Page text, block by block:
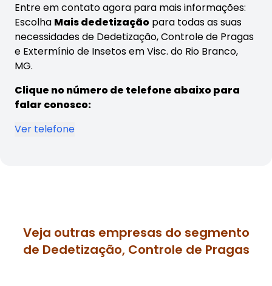
Entre em contato agora para mais informações:
Escolha Mais dedetização para todas as suas
necessidades de Dedetização, Controle de Pragas
e Extermínio de Insetos em Visc. do Rio Branco,
MG.
Clique no número de telefone abaixo para
falar conosco:
Ver telefone
Veja outras empresas do segmento
de Dedetização, Controle de Pragas